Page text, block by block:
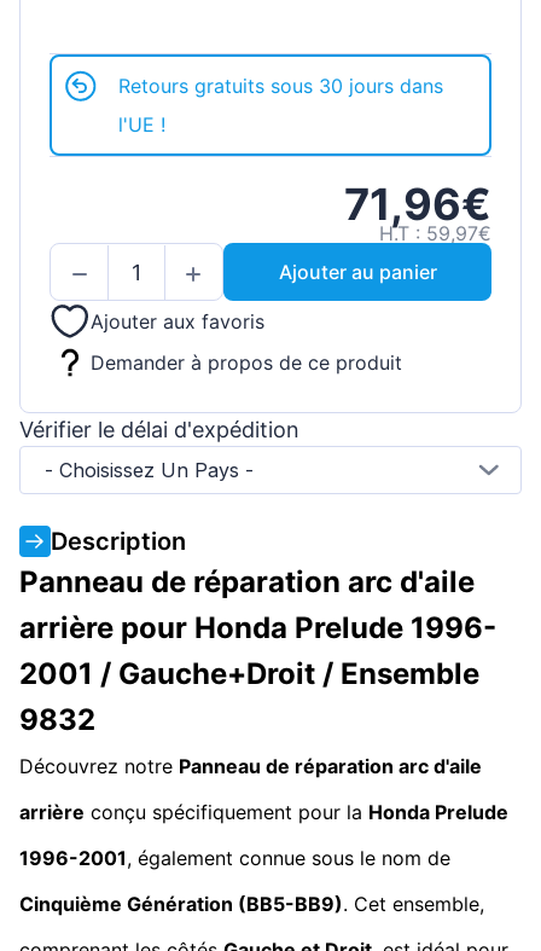
Retours gratuits sous 30 jours dans
l'UE !
71,96€
H.T : 59,97€
Ajouter au panier
Ajouter aux favoris
Demander à propos de ce produit
Vérifier le délai d'expédition
- Choisissez Un Pays -
Description
Panneau de réparation arc d'aile
arrière pour Honda Prelude 1996-
2001 / Gauche+Droit / Ensemble
9832
Découvrez notre Panneau de réparation arc d'aile
arrière conçu spécifiquement pour la Honda Prelude
1996-2001, également connue sous le nom de
Cinquième Génération (BB5-BB9). Cet ensemble,